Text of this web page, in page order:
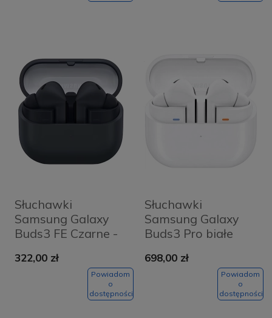
Słuchawki
Samsung Galaxy
Buds3 FE Czarne -
322,00 zł
Powiadom
o
dostępności
Słuchawki
Samsung Galaxy
Buds3 Pro białe
698,00 zł
Powiadom
o
dostępności